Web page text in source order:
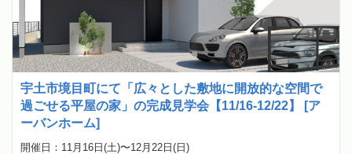
宇土市境目町にて「広々とした敷地に開放的な空間で
過ごせる平屋の家」の完成見学会【11/16-12/22】 [ア
ーバンホーム]
開催日：11月16日(土)〜12月22日(日)